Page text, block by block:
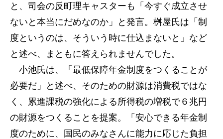
と、司会の反町理キャスターも「今すぐ成立させ
ないと本当にだめなのか」と発言。桝屋氏は「制
度というのは、そういう時に仕込まないと」など
と述べ、まともに答えられませんでした。
小池氏は、「最低保障年金制度をつくることが
必要だ」と述べ、そのための財源は消費税ではな
く、累進課税の強化による所得税の増税で６兆円
の財源をつくることを提案。「安心できる年金制
度のために、国民のみなさんに能力に応じた負担